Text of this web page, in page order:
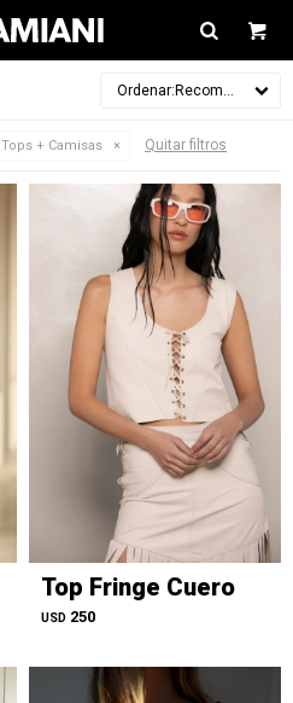
Recomendados
Tops + Camisas Quitar filtros
Top Fringe Cuero
USD 250